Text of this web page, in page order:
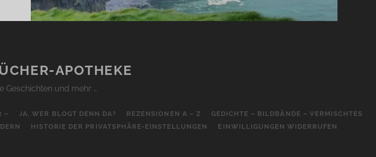
APOTHEKE
Geschichten und mehr …
– JA, WER BLOGT DENN DA? REZENSIONEN A – Z
GEDICHTE – BILDBÄNDE – VERMISCHTES
HISTORIE DER PRIVATSPHÄRE-EINSTELLUNGEN EINWILLIGUNGEN WIDERRUFEN